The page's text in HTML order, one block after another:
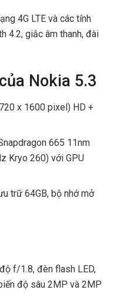
4G LTE và các tính
4.2, giắc âm thanh, đài
Nokia 5.3
x 1600 pixel) HD +
665 11nm
Kryo 260) với GPU
trữ 64GB, bộ nhớ mở
f/1.8, đèn flash LED,
độ sâu 2MP và 2MP